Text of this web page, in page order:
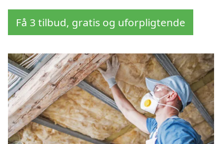
Få 3 tilbud, gratis og uforpligtende